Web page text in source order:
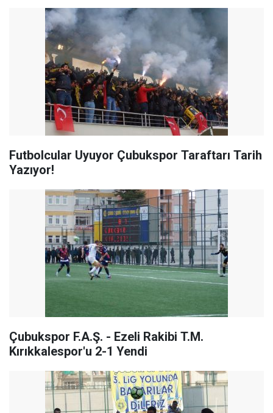
Futbolcular Uyuyor Çubukspor Taraftarı Tarih
Yazıyor!
Çubukspor F.A.Ş. - Ezeli Rakibi T.M.
Kırıkkalespor'u 2-1 Yendi